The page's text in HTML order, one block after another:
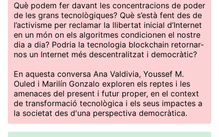
Què podem fer davant les concentracions de poder
de les grans tecnològiques? Què s’està fent des de
l’activisme per reclamar la llibertat inicial d’Internet
en un món on els algoritmes condicionen el nostre
dia a dia? Podria la tecnologia blockchain retornar-
nos un Internet més descentralitzat i democràtic?
En aquesta conversa Ana Valdivia, Youssef M.
Ouled i Marilín Gonzalo exploren els reptes i les
amenaces del present i futur proper, en el context
de transformació tecnològica i els seus impactes a
la societat des d'una perspectiva democràtica.